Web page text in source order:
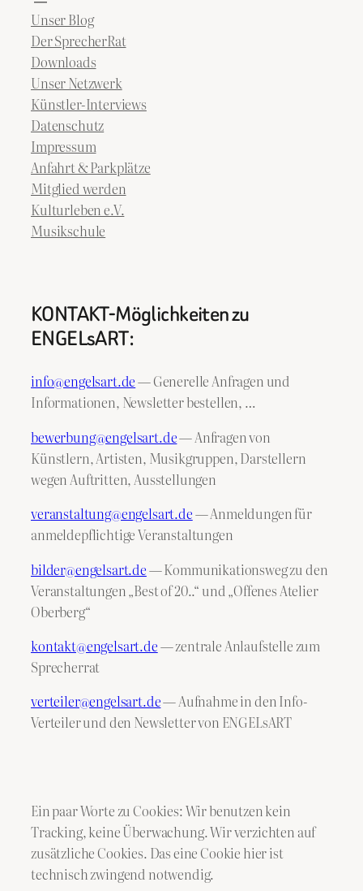
Unser Blog
Der SprecherRat
Downloads
Unser Netzwerk
Künstler-Interviews
Datenschutz
Impressum
Anfahrt & Parkplätze
Mitglied werden
Kulturleben e.V.
Musikschule
KONTAKT-Möglichkeiten zu
ENGELsART:
info@engelsart.de— Generelle Anfragen und
Informationen, Newsletter bestellen, …
bewerbung@engelsart.de— Anfragen von
Künstlern, Artisten, Musikgruppen, Darstellern
wegen Auftritten, Ausstellungen
veranstaltung@engelsart.de— Anmeldungen für
anmeldepflichtige Veranstaltungen
bilder@engelsart.de— Kommunikationsweg zu den
Veranstaltungen „Best of 20..“ und „Offenes Atelier
Oberberg“
kontakt@engelsart.de— zentrale Anlaufstelle zum
Sprecherrat
verteiler@engelsart.de— Aufnahme in den Info-
Verteiler und den Newsletter von ENGELsART
Ein paar Worte zu Cookies: Wir benutzen kein
Tracking, keine Überwachung. Wir verzichten auf
zusätzliche Cookies. Das eine Cookie hier ist
technisch zwingend notwendig.